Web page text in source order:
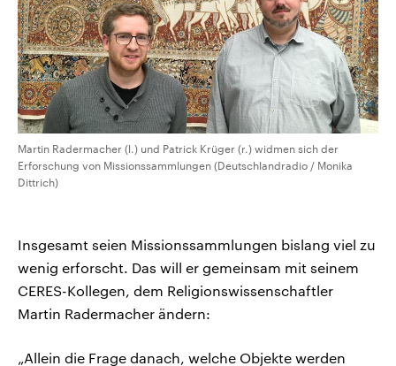
Martin Radermacher (l.) und Patrick Krüger (r.) widmen sich der
Erforschung von Missionssammlungen (Deutschlandradio / Monika
Dittrich)
Insgesamt seien Missionssammlungen bislang viel zu
wenig erforscht. Das will er gemeinsam mit seinem
CERES-Kollegen, dem Religionswissenschaftler
Martin Radermacher ändern:
„Allein die Frage danach, welche Objekte werden